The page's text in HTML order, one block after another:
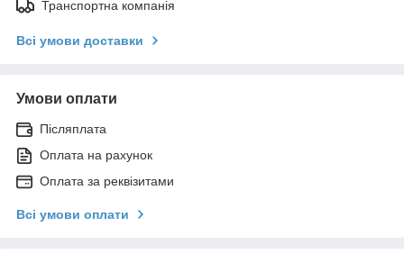
Транспортна компанія
Всі умови доставки
Умови оплати
Післяплата
Оплата на рахунок
Оплата за реквізитами
Всі умови оплати